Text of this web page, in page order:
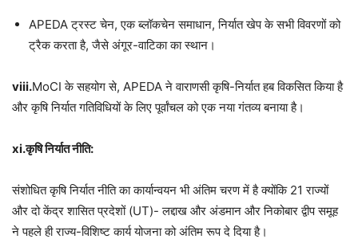
APEDA ट्रस्ट चेन, एक ब्लॉकचेन समाधान, निर्यात खेप के सभी विवरणों को
ट्रैक करता है, जैसे अंगूर-वाटिका का स्थान।
viii.MoCI के सहयोग से, APEDA ने वाराणसी कृषि-निर्यात हब विकसित किया है
और कृषि निर्यात गतिविधियों के लिए पूर्वांचल को एक नया गंतव्य बनाया है।
xi.कृषि निर्यात नीति:
संशोधित कृषि निर्यात नीति का कार्यान्वयन भी अंतिम चरण में है क्योंकि 21 राज्यों
और दो केंद्र शासित प्रदेशों (UT)- लद्दाख और अंडमान और निकोबार द्वीप समूह
ने पहले ही राज्य-विशिष्ट कार्य योजना को अंतिम रूप दे दिया है।